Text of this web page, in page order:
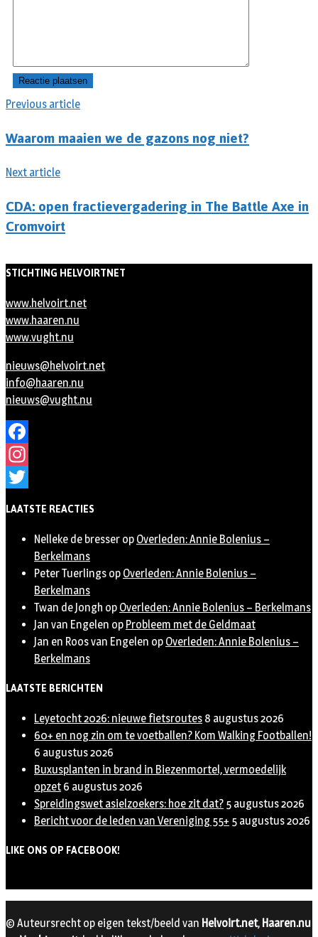
Previous article
Waarom maaien we de gazons nog niet?
Next article
CDA: open fractievergadering in The Battle Axe in
Cromvoirt
STICHTING HELVOIRTNET
www.helvoirt.net
www.haaren.nu
www.vught.nu
nieuws@helvoirt.net
info@haaren.nu
nieuws@vught.nu
Facebook
Instagram
LAATSTE REACTIES
Nelleke de bresser op Overleden: Annie Bolenius –
Berkelmans
Peter Tuerlings op Overleden: Annie Bolenius –
Berkelmans
Twan de Jongh op Overleden: Annie Bolenius – Berkelmans
Jan van Engelen op Probleem met de Geldmaat
Jan en Roos van Engelen op Overleden: Annie Bolenius –
Berkelmans
LAATSTE BERICHTEN
Leyetocht 2026: nieuwe fietsroutes 8 augustus 2026
60+ en nog zin om te voetballen? Kom Walking Footballen!
6 augustus 2026
Buxusplanten in brand in Biezenmortel, vermoedelijk
opzet 6 augustus 2026
Spreidingswet asielzoekers: hoe zit dat? 5 augustus 2026
Bericht voor de leden van Vereniging 55+ 5 augustus 2026
LIKE ONS OP FACEBOOK!
© Auteursrecht op eigen tekst/beeld van Helvoirt.net, Haaren.nu